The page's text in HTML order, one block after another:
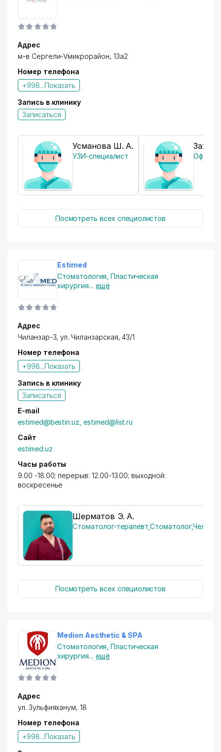
-Неврологические заболевания
-Терапевтические заболевания
Наши специалисты:
-Терапевт
-Кардиолог
-Невропатолог
-Эндокринолог
-
-Уролог
-Нейрохирург
-Ортопед
Психолог
-Стоматолог
-Иследования
Адрес
м-в Сергели-Vмикрорайон, 13а2
Номер телефона
+998...Показать
Запись в клинику
Записаться
Усманова Ш. А.
УЗИ-специалист
Посмотреть всех специолистов
Estimed
Стоматология ,Пластическая
хирургия... ещё
Адрес
Чиланзар-3, ул. Чиланзарская, 43/1
Номер телефона
+998...Показать
Запись в клинику
Записаться
E-mail
estimed@bestin.uz, estimed@list.ru
Сайт
estimed.uz
Часы работы
9.00 -18.00; перерыв: 12.00-13.00; выходной:
воскресенье
Шерматов Э. А.
Стоматолог-терапевт ,Стоматолог,
Посмотреть всех специолистов
Medion Aesthetic & SPA
Стоматология ,Пластическая
хирургия... ещё
Адрес
ул. Зульфияханум, 18
Номер телефона
+998...Показать